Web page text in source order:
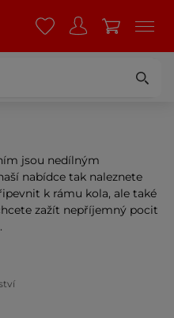
jsou nedílným
nabídce tak naleznete
k rámu kola, ale také
zažít nepříjemný pocit